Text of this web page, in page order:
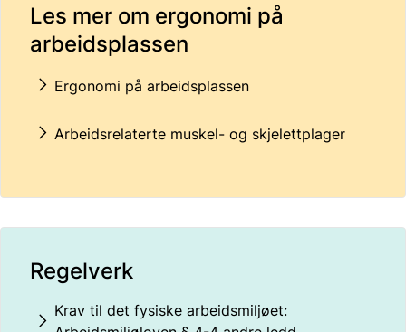
Les mer om ergonomi på
arbeidsplassen
Ergonomi på arbeidsplassen
Arbeidsrelaterte muskel- og skjelettplager
Regelverk
Krav til det fysiske arbeidsmiljøet: